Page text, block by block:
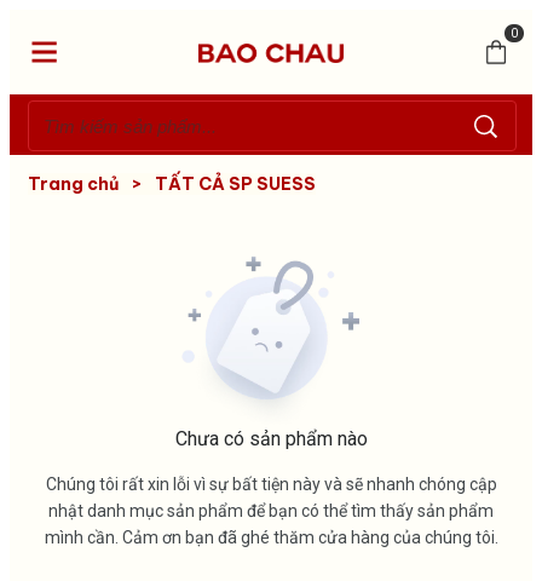
0
Trang chủ > TẤT CẢ SP SUESS
Chưa có sản phẩm nào
Chúng tôi rất xin lỗi vì sự bất tiện này và sẽ nhanh chóng cập
nhật danh mục sản phẩm để bạn có thể tìm thấy sản phẩm
mình cần. Cảm ơn bạn đã ghé thăm cửa hàng của chúng tôi.